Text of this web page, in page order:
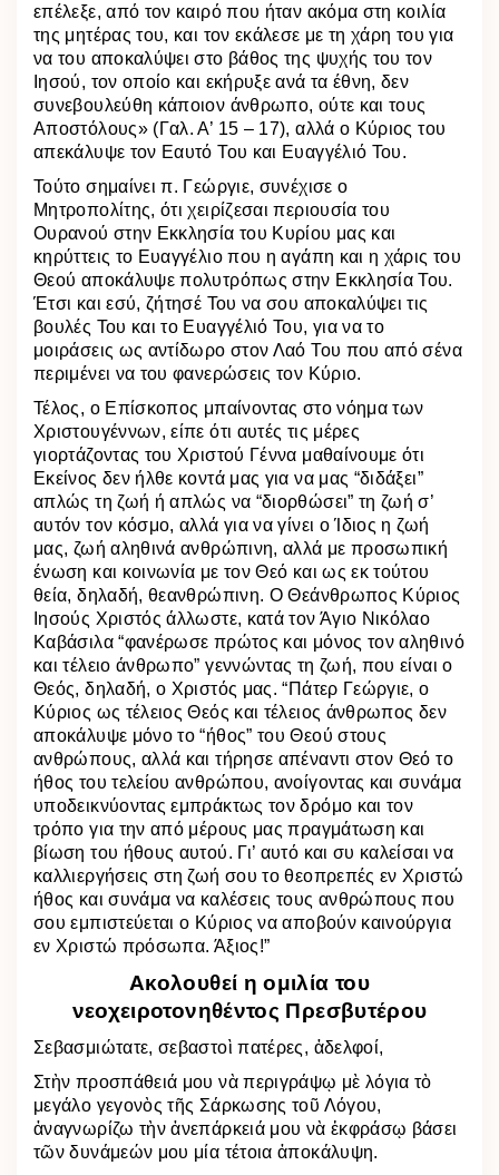
επέλεξε, από τον καιρό που ήταν ακόμα στη κοιλία
της μητέρας του, και τον εκάλεσε με τη χάρη του για
να του αποκαλύψει στο βάθος της ψυχής του τον
Ιησού, τον οποίο και εκήρυξε ανά τα έθνη, δεν
συνεβουλεύθη κάποιον άνθρωπο, ούτε και τους
Αποστόλους» (Γαλ. Α’ 15 – 17), αλλά ο Κύριος του
απεκάλυψε τον Εαυτό Του και Ευαγγέλιό Του.
Τούτο σημαίνει π. Γεώργιε, συνέχισε ο
Μητροπολίτης, ότι χειρίζεσαι περιουσία του
Ουρανού στην Εκκλησία του Κυρίου μας και
κηρύττεις το Ευαγγέλιο που η αγάπη και η χάρις του
Θεού αποκάλυψε πολυτρόπως στην Εκκλησία Του.
Έτσι και εσύ, ζήτησέ Του να σου αποκαλύψει τις
βουλές Του και το Ευαγγέλιό Του, για να το
μοιράσεις ως αντίδωρο στον Λαό Του που από σένα
περιμένει να του φανερώσεις τον Κύριο.
Τέλος, ο Επίσκοπος μπαίνοντας στο νόημα των
Χριστουγέννων, είπε ότι αυτές τις μέρες
γιορτάζοντας του Χριστού Γέννα μαθαίνουμε ότι
Εκείνος δεν ήλθε κοντά μας για να μας “διδάξει”
απλώς τη ζωή ή απλώς να “διορθώσει” τη ζωή σ’
αυτόν τον κόσμο, αλλά για να γίνει ο Ίδιος η ζωή
μας, ζωή αληθινά ανθρώπινη, αλλά με προσωπική
ένωση και κοινωνία με τον Θεό και ως εκ τούτου
θεία, δηλαδή, θεανθρώπινη. Ο Θεάνθρωπος Κύριος
Ιησούς Χριστός άλλωστε, κατά τον Άγιο Νικόλαο
Καβάσιλα “φανέρωσε πρώτος και μόνος τον αληθινό
και τέλειο άνθρωπο” γεννώντας τη ζωή, που είναι ο
Θεός, δηλαδή, ο Χριστός μας. “Πάτερ Γεώργιε, ο
Κύριος ως τέλειος Θεός και τέλειος άνθρωπος δεν
αποκάλυψε μόνο το “ήθος” του Θεού στους
ανθρώπους, αλλά και τήρησε απέναντι στον Θεό το
ήθος του τελείου ανθρώπου, ανοίγοντας και συνάμα
υποδεικνύοντας εμπράκτως τον δρόμο και τον
τρόπο για την από μέρους μας πραγμάτωση και
βίωση του ήθους αυτού. Γι’ αυτό και συ καλείσαι να
καλλιεργήσεις στη ζωή σου το θεοπρεπές εν Χριστώ
ήθος και συνάμα να καλέσεις τους ανθρώπους που
σου εμπιστεύεται ο Κύριος να αποβούν καινούργια
εν Χριστώ πρόσωπα. Άξιος!”
Ακολουθεί η ομιλία του
νεοχειροτονηθέντος Πρεσβυτέρου
Σεβασμιώτατε, σεβαστοὶ πατέρες, ἀδελφοί,
Στὴν προσπάθειά μου νὰ περιγράψῳ μὲ λόγια τὸ
μεγάλο γεγονὸς τῆς Σάρκωσης τοῦ Λόγου,
ἀναγνωρίζω τὴν ἀνεπάρκειά μου νὰ ἐκφράσῳ βάσει
τῶν δυνάμεών μου μία τέτοια ἀποκάλυψη.